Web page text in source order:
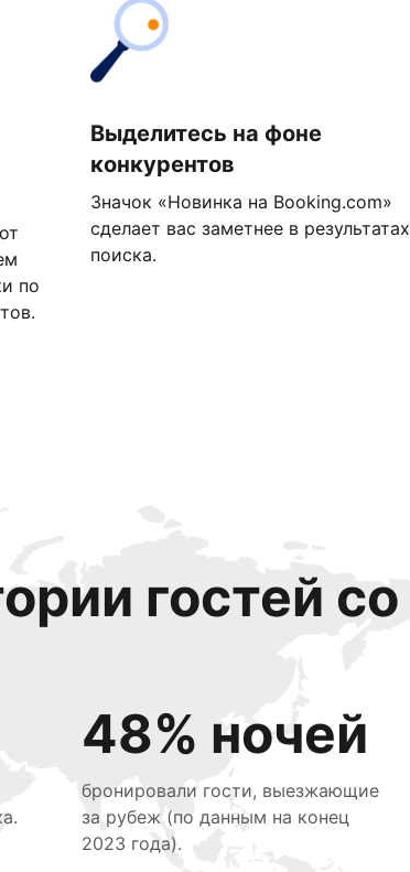
по
Выделитесь на фоне
конкурентов
Значок «Новинка на Booking.com»
сделает вас заметнее в результатах
поиска.
гостей со
48% ночей
бронировали гости, выезжающие
за рубеж (по данным на конец
2023 года).